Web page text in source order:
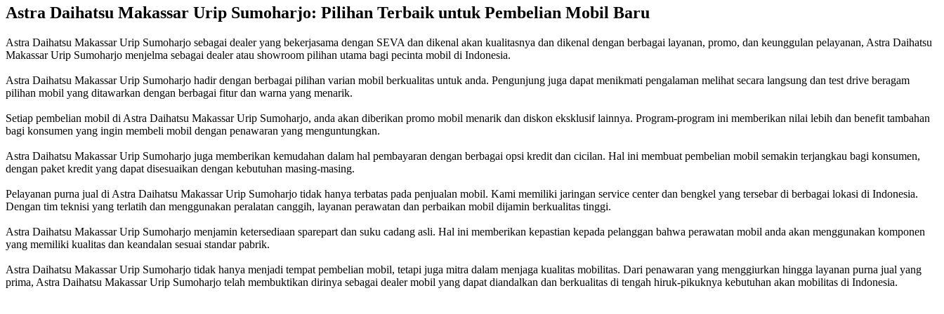
Astra Daihatsu Makassar Urip Sumoharjo: Pilihan Terbaik untuk Pembelian Mobil Baru
Astra Daihatsu Makassar Urip Sumoharjo sebagai dealer yang bekerjasama dengan SEVA dan dikenal akan kualitasnya dan dikenal dengan berbagai layanan, promo, dan keunggulan pelayanan, Astra Daihatsu
Makassar Urip Sumoharjo menjelma sebagai dealer atau showroom pilihan utama bagi pecinta mobil di Indonesia.
Astra Daihatsu Makassar Urip Sumoharjo hadir dengan berbagai pilihan varian mobil berkualitas untuk anda. Pengunjung juga dapat menikmati pengalaman melihat secara langsung dan test drive beragam
pilihan mobil yang ditawarkan dengan berbagai fitur dan warna yang menarik.
Setiap pembelian mobil di Astra Daihatsu Makassar Urip Sumoharjo, anda akan diberikan promo mobil menarik dan diskon eksklusif lainnya. Program-program ini memberikan nilai lebih dan benefit tambahan
bagi konsumen yang ingin membeli mobil dengan penawaran yang menguntungkan.
Astra Daihatsu Makassar Urip Sumoharjo juga memberikan kemudahan dalam hal pembayaran dengan berbagai opsi kredit dan cicilan. Hal ini membuat pembelian mobil semakin terjangkau bagi konsumen,
dengan paket kredit yang dapat disesuaikan dengan kebutuhan masing-masing.
Pelayanan purna jual di Astra Daihatsu Makassar Urip Sumoharjo tidak hanya terbatas pada penjualan mobil. Kami memiliki jaringan service center dan bengkel yang tersebar di berbagai lokasi di Indonesia.
Dengan tim teknisi yang terlatih dan menggunakan peralatan canggih, layanan perawatan dan perbaikan mobil dijamin berkualitas tinggi.
Astra Daihatsu Makassar Urip Sumoharjo menjamin ketersediaan sparepart dan suku cadang asli. Hal ini memberikan kepastian kepada pelanggan bahwa perawatan mobil anda akan menggunakan komponen
yang memiliki kualitas dan keandalan sesuai standar pabrik.
Astra Daihatsu Makassar Urip Sumoharjo tidak hanya menjadi tempat pembelian mobil, tetapi juga mitra dalam menjaga kualitas mobilitas. Dari penawaran yang menggiurkan hingga layanan purna jual yang
prima, Astra Daihatsu Makassar Urip Sumoharjo telah membuktikan dirinya sebagai dealer mobil yang dapat diandalkan dan berkualitas di tengah hiruk-pikuknya kebutuhan akan mobilitas di Indonesia.